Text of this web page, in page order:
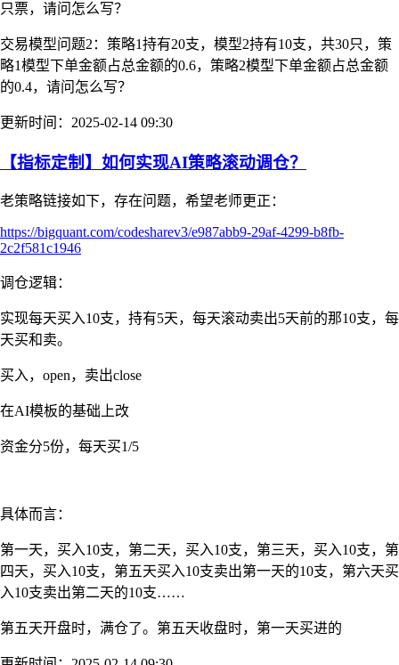
只票，请问怎么写？
交易模型问题2：策略1持有20支，模型2持有10支，共30只，策
略1模型下单金额占总金额的0.6，策略2模型下单金额占总金额
的0.4，请问怎么写？
更新时间：2025-02-14 09:30
【指标定制】如何实现AI策略滚动调仓？
老策略链接如下，存在问题，希望老师更正：
https://bigquant.com/codesharev3/e987abb9-29af-4299-b8fb-
2c2f581c1946
调仓逻辑：
实现每天买入10支，持有5天，每天滚动卖出5天前的那10支，每
天买和卖。
买入，open，卖出close
在AI模板的基础上改
资金分5份，每天买1/5
具体而言：
第一天，买入10支，第二天，买入10支，第三天，买入10支，第
四天，买入10支，第五天买入10支卖出第一天的10支，第六天买
入10支卖出第二天的10支……
第五天开盘时，满仓了。第五天收盘时，第一天买进的